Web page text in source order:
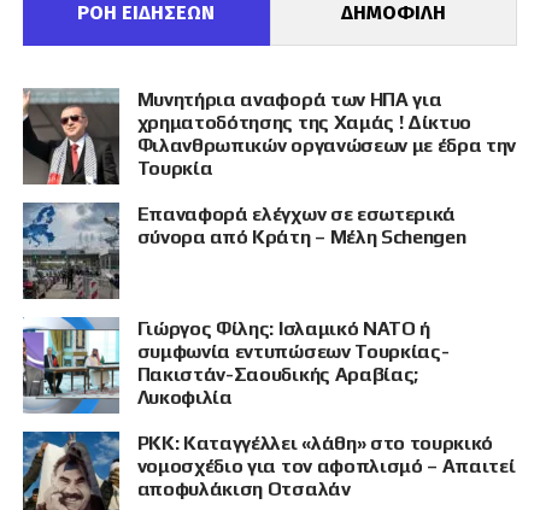
ΡΟΗ ΕΙΔΗΣΕΩΝ ΔΗΜΟΦΙΛΗ
Μυνητήρια αναφορά των ΗΠΑ για
χρηματοδότησης της Χαμάς ! Δίκτυο
Φιλανθρωπικών οργανώσεων με έδρα την
Τουρκία
Επαναφορά ελέγχων σε εσωτερικά
σύνορα από Κράτη – Μέλη Schengen
Γιώργος Φίλης: Ισλαμικό ΝΑΤΟ ή
συμφωνία εντυπώσεων Τουρκίας-
Πακιστάν-Σαουδικής Αραβίας;
Λυκοφιλία
PKK: Καταγγέλλει «λάθη» στο τουρκικό
νομοσχέδιο για τον αφοπλισμό – Απαιτεί
αποφυλάκιση Οτσαλάν